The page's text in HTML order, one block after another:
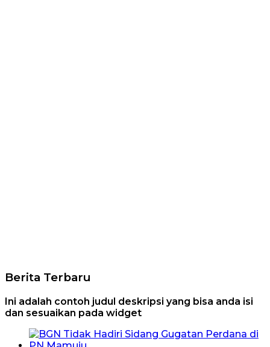
Berita Terbaru
Ini adalah contoh judul deskripsi yang bisa anda isi
dan sesuaikan pada widget